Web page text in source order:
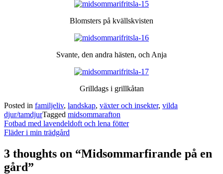
Blomsters på kvällskvisten
Svante, den andra hästen, och Anja
Grilldags i grillkåtan
Posted in familjeliv, landskap, växter och insekter, vilda
djur/tamdjurTagged midsommarafton
Post
navigation
Fotbad med lavendeldoft och lena fötter
Fläder i min trädgård
3 thoughts on “Midsommarfirande på en
gård”